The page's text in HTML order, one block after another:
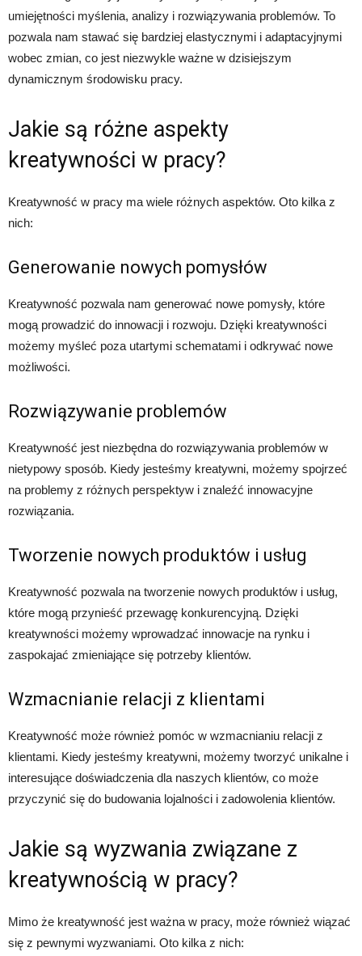
umiejętności myślenia, analizy i rozwiązywania problemów. To
pozwala nam stawać się bardziej elastycznymi i adaptacyjnymi
wobec zmian, co jest niezwykle ważne w dzisiejszym
dynamicznym środowisku pracy.
Jakie są różne aspekty
kreatywności w pracy?
Kreatywność w pracy ma wiele różnych aspektów. Oto kilka z
nich:
Generowanie nowych pomysłów
Kreatywność pozwala nam generować nowe pomysły, które
mogą prowadzić do innowacji i rozwoju. Dzięki kreatywności
możemy myśleć poza utartymi schematami i odkrywać nowe
możliwości.
Rozwiązywanie problemów
Kreatywność jest niezbędna do rozwiązywania problemów w
nietypowy sposób. Kiedy jesteśmy kreatywni, możemy spojrzeć
na problemy z różnych perspektyw i znaleźć innowacyjne
rozwiązania.
Tworzenie nowych produktów i usług
Kreatywność pozwala na tworzenie nowych produktów i usług,
które mogą przynieść przewagę konkurencyjną. Dzięki
kreatywności możemy wprowadzać innowacje na rynku i
zaspokajać zmieniające się potrzeby klientów.
Wzmacnianie relacji z klientami
Kreatywność może również pomóc w wzmacnianiu relacji z
klientami. Kiedy jesteśmy kreatywni, możemy tworzyć unikalne i
interesujące doświadczenia dla naszych klientów, co może
przyczynić się do budowania lojalności i zadowolenia klientów.
Jakie są wyzwania związane z
kreatywnością w pracy?
Mimo że kreatywność jest ważna w pracy, może również wiązać
się z pewnymi wyzwaniami. Oto kilka z nich: